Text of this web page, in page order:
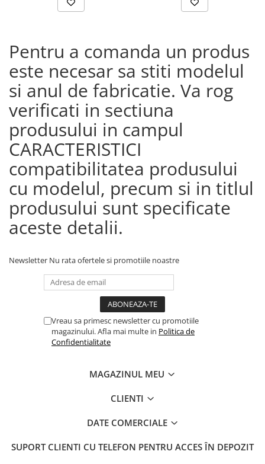
Pentru a comanda un produs
este necesar sa stiti modelul
si anul de fabricatie. Va rog
verificati in sectiuna
produsului in campul
CARACTERISTICI
compatibilitatea produsului
cu modelul, precum si in titlul
produsului sunt specificate
aceste detalii.
Newsletter Nu rata ofertele si promotiile noastre
Vreau sa primesc newsletter cu promotiile
magazinului. Afla mai multe in Politica de
Confidentialitate
MAGAZINUL MEU
CLIENTI
DATE COMERCIALE
SUPORT CLIENTI CU TELEFON PENTRU ACCES ÎN DEPOZIT